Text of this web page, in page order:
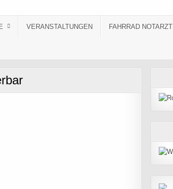
VERANSTALTUNGEN FAHRRAD NOTARZT